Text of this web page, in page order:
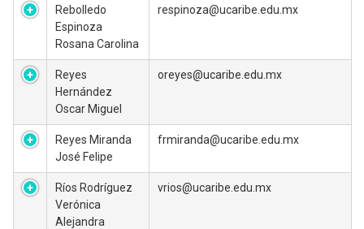
Rebolledo
Espinoza
Rosana Carolina
respinoza@ucaribe.edu.mx
Reyes
Hernández
Oscar Miguel
oreyes@ucaribe.edu.mx
Reyes Miranda
José Felipe
frmiranda@ucaribe.edu.mx
Ríos Rodríguez
Verónica
Alejandra
vrios@ucaribe.edu.mx